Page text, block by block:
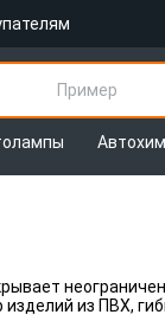
Пример
из ПВХ,